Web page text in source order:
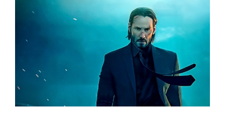
MANÈGE
DES
MONDES…
CRITIQUE
DE
NICOLAS
LOCHON